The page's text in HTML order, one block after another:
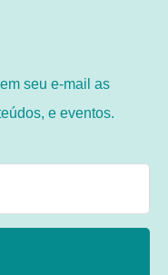
seu e-mail as
e eventos.